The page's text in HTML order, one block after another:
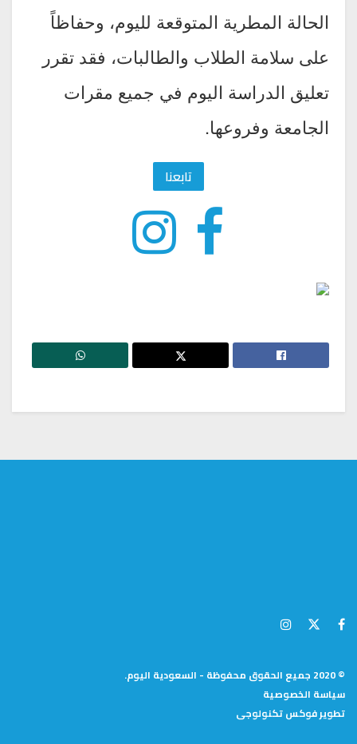
الحالة المطرية المتوقعة لليوم، وحفاظاً
على سلامة الطلاب والطالبات، فقد تقرر
تعليق الدراسة اليوم في جميع مقرات
الجامعة وفروعها.
تابعنا
© 2020 جميع الحقوق محفوظة - السعودية اليوم.
سياسة الخصوصية
تطويرفوكس تكنولوجى